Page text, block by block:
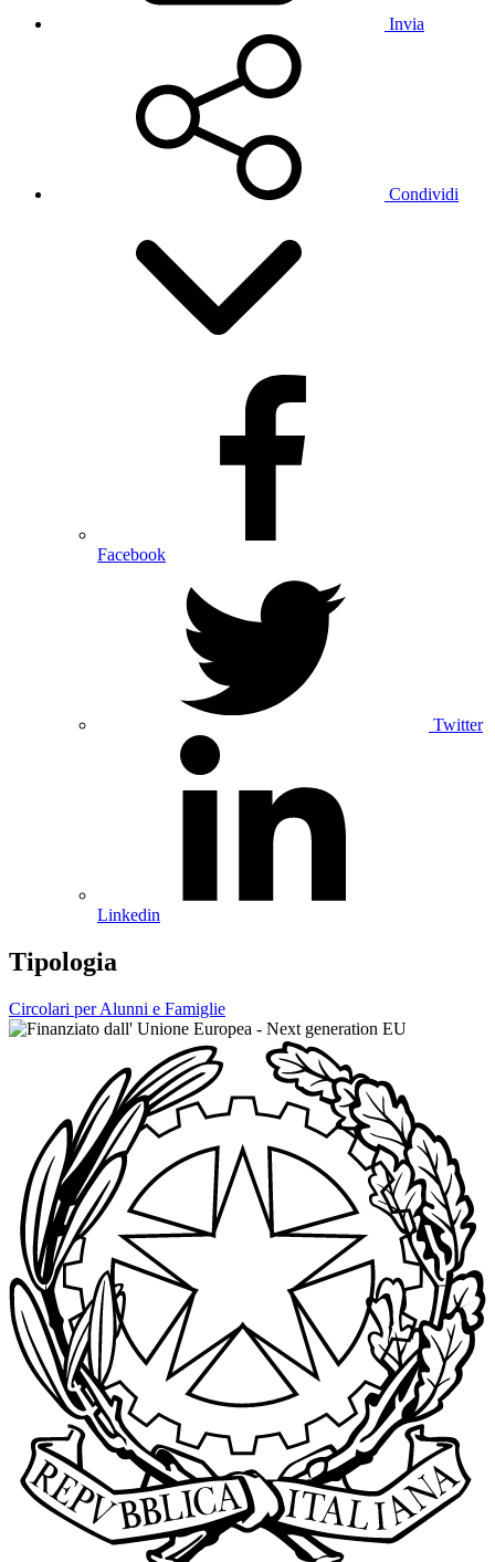
Invia
Condividi
Facebook
Twitter
Linkedin
Tipologia
Circolari per Alunni e Famiglie